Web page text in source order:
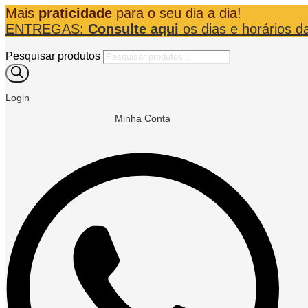
Mais praticidade para o seu dia a dia!
ENTREGAS: Consulte aqui os dias e horários
Pesquisar produtos
Login
Minha Conta